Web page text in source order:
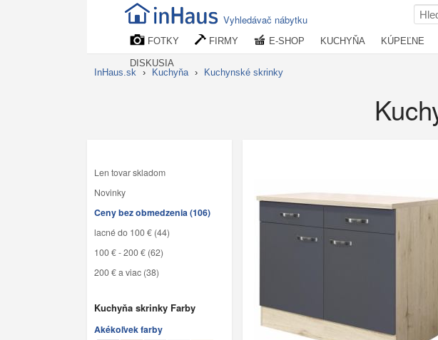
Vyhledávač nábytku
FOTKY FIRMY E-SHOP KUCHYŇA KÚPEĽNE
DISKUSIA
InHaus.sk › Kuchyňa › Kuchynské skrinky
Len tovar skladom
Novinky
Ceny bez obmedzenia (106)
lacné do 100 € (44)
100 € - 200 € (62)
200 € a viac (38)
Kuchyňa skrinky Farby
Akékoľvek farby